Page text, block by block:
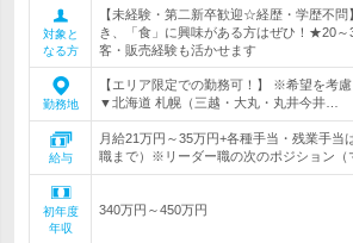
対象と
なる方
【未経験・第二新卒歓迎☆経歴・学歴不
き、「食」に興味がある方はぜひ！★20
客・販売経験も活かせます
勤務地
【エリア限定での勤務可！】 ※希望を考
▼北海道 札幌（三越・大丸・丸井今井…
給与
月給21万円～35万円+各種手当・残業手当
職まで）※リーダー職の次のポジション（
初年度
年収
340万円～450万円